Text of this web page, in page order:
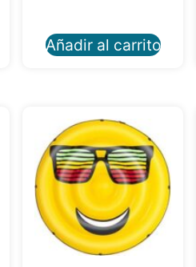
Añadir al carrito